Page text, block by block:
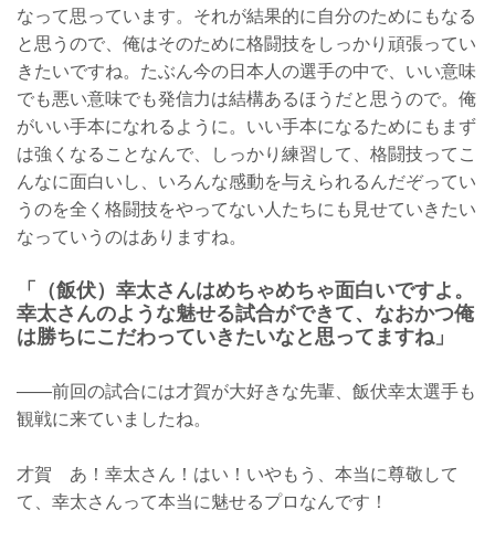
なって思っています。それが結果的に自分のためにもなる
と思うので、俺はそのために格闘技をしっかり頑張ってい
きたいですね。たぶん今の日本人の選手の中で、いい意味
でも悪い意味でも発信力は結構あるほうだと思うので。俺
がいい手本になれるように。いい手本になるためにもまず
は強くなることなんで、しっかり練習して、格闘技ってこ
んなに面白いし、いろんな感動を与えられるんだぞってい
うのを全く格闘技をやってない人たちにも見せていきたい
なっていうのはありますね。
「（飯伏）幸太さんはめちゃめちゃ面白いですよ。
幸太さんのような魅せる試合ができて、なおかつ俺
は勝ちにこだわっていきたいなと思ってますね」
——前回の試合には才賀が大好きな先輩、飯伏幸太選手も
観戦に来ていましたね。
才賀 あ！幸太さん！はい！いやもう、本当に尊敬して
て、幸太さんって本当に魅せるプロなんです！